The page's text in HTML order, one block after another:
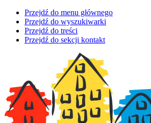
Przejdź do menu głównego
Przejdź do wyszukiwarki
Przejdź do treści
Przejdź do sekcji kontakt